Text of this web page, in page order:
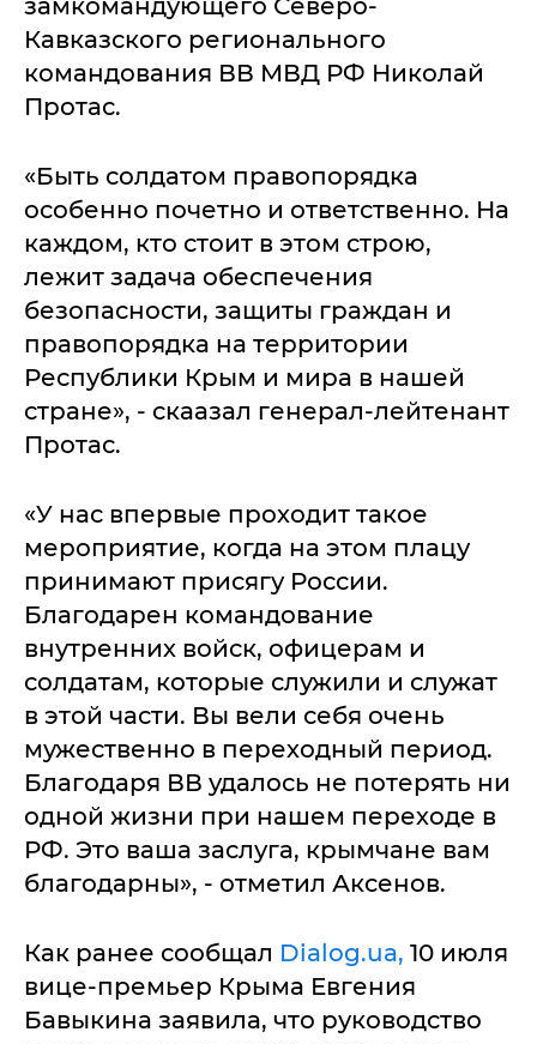
замкомандующего Северо-
Кавказского регионального
командования ВВ МВД РФ Николай
Протас.
«Быть солдатом правопорядка
особенно почетно и ответственно. На
каждом, кто стоит в этом строю,
лежит задача обеспечения
безопасности, защиты граждан и
правопорядка на территории
Республики Крым и мира в нашей
стране», - скаазал генерал-лейтенант
Протас.
«У нас впервые проходит такое
мероприятие, когда на этом плацу
принимают присягу России.
Благодарен командование
внутренних войск, офицерам и
солдатам, которые служили и служат
в этой части. Вы вели себя очень
мужественно в переходный период.
Благодаря ВВ удалось не потерять ни
одной жизни при нашем переходе в
РФ. Это ваша заслуга, крымчане вам
благодарны», - отметил Аксенов.
Как ранее сообщал Dialog.ua, 10 июля
вице-премьер Крыма Евгения
Бавыкина заявила, что руководство